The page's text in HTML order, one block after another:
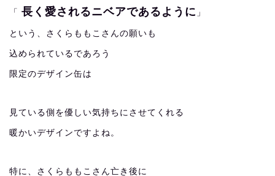
「 長く愛されるニベアであるように 」
という、さくらももこさんの願いも
込められているであろう
限定のデザイン缶は
見ている側を優しい気持ちにさせてくれる
暖かいデザインですよね。
特に、さくらももこさん亡き後に